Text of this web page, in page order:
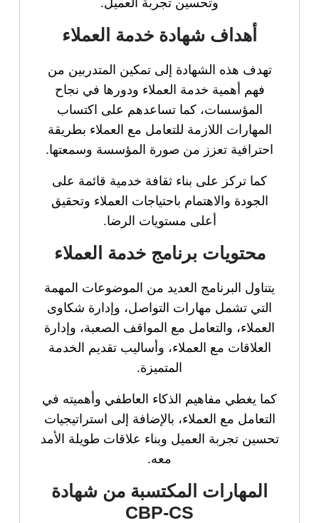
وتحسين تجربة العميل.
أهداف شهادة خدمة العملاء
تهدف هذه الشهادة إلى تمكين المتدربين من
فهم أهمية خدمة العملاء ودورها في نجاح
المؤسسات، كما تساعدهم على اكتساب
المهارات اللازمة للتعامل مع العملاء بطريقة
احترافية تعزز من صورة المؤسسة وسمعتها.
كما تركز على بناء ثقافة خدمية قائمة على
الجودة والاهتمام باحتياجات العملاء وتحقيق
أعلى مستويات الرضا.
محتويات برنامج خدمة العملاء
يتناول البرنامج العديد من الموضوعات المهمة
التي تشمل مهارات التواصل، وإدارة شكاوى
العملاء، والتعامل مع المواقف الصعبة، وإدارة
العلاقات مع العملاء، وأساليب تقديم الخدمة
المتميزة.
كما يغطي مفاهيم الذكاء العاطفي وأهميته في
التعامل مع العملاء، بالإضافة إلى استراتيجيات
تحسين تجربة العميل وبناء علاقات طويلة الأمد
معه.
المهارات المكتسبة من شهادة
CBP-CS